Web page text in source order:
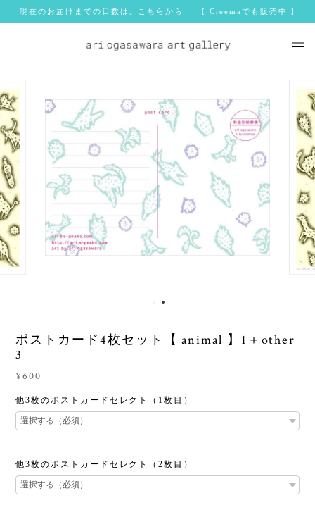
現在のお届けまでの日数は、こちらから [ Creemaでも販売中 ]
ポストカード4枚セット【 animal 】1＋other
3
¥600
他3枚のポストカードセレクト（1枚目）
他3枚のポストカードセレクト（2枚目）